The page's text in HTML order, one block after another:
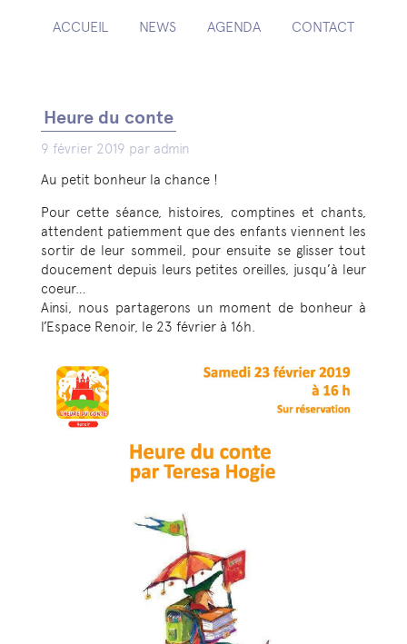
ACCUEIL NEWS AGENDA CONTACT
Heure du conte
9 février 2019 par admin
Au petit bonheur la chance !
Pour cette séance, histoires, comptines et chants,
attendent patiemment que des enfants viennent les
sortir de leur sommeil, pour ensuite se glisser tout
doucement depuis leurs petites oreilles, jusqu’à leur
coeur…
Ainsi, nous partagerons un moment de bonheur à
l’Espace Renoir, le 23 février à 16h.